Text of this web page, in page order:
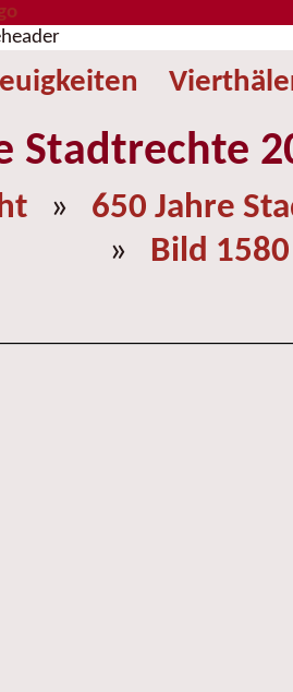
Stadtrechte
» 650 Jahre
» Bild 1580